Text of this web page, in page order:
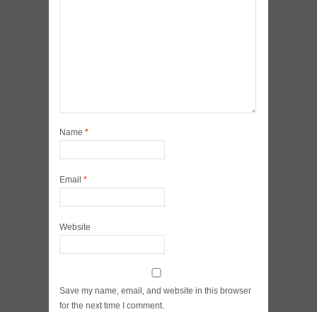
Name *
Email *
Website
Save my name, email, and website in this browser
for the next time I comment.